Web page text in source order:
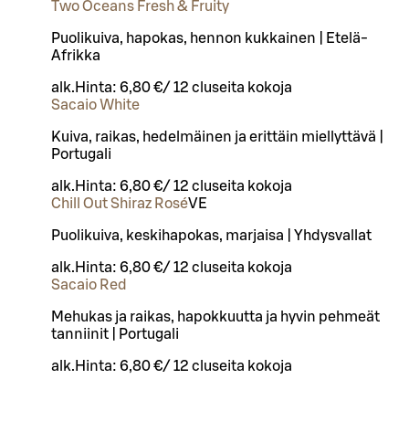
Two Oceans Fresh & Fruity
Puolikuiva, hapokas, hennon kukkainen | Etelä-
Afrikka
alk. Hinta: 6,80 €/ 12 cl useita kokoja
Sacaio White
Kuiva, raikas, hedelmäinen ja erittäin miellyttävä |
Portugali
alk. Hinta: 6,80 €/ 12 cl useita kokoja
Chill Out Shiraz RoséVE
Puolikuiva, keskihapokas, marjaisa | Yhdysvallat
alk. Hinta: 6,80 €/ 12 cl useita kokoja
Sacaio Red
Mehukas ja raikas, hapokkuutta ja hyvin pehmeät
tanniinit | Portugali
alk. Hinta: 6,80 €/ 12 cl useita kokoja